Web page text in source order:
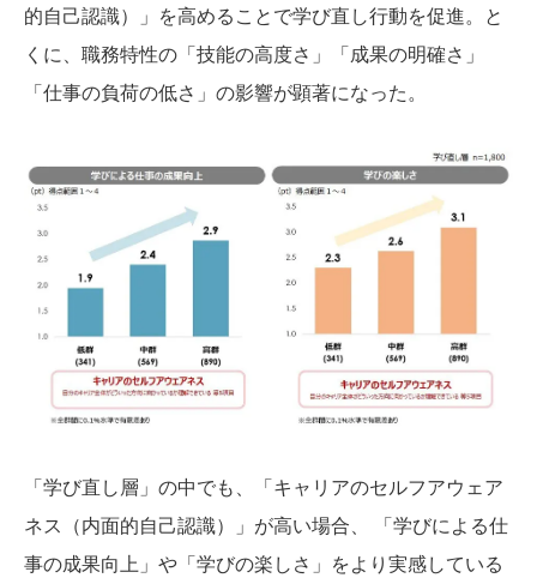
的自己認識）」を高めることで学び直し行動を促進。と
くに、職務特性の「技能の高度さ」「成果の明確さ」
「仕事の負荷の低さ」の影響が顕著になった。
「学び直し層」の中でも、「キャリアのセルフアウェア
ネス（内面的自己認識）」が高い場合、 「学びによる仕
事の成果向上」や「学びの楽しさ」をより実感している